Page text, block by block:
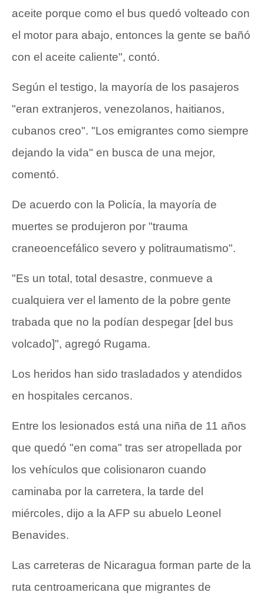
aceite porque como el bus quedó volteado con
el motor para abajo, entonces la gente se bañó
con el aceite caliente", contó.
Según el testigo, la mayoría de los pasajeros
"eran extranjeros, venezolanos, haitianos,
cubanos creo". "Los emigrantes como siempre
dejando la vida" en busca de una mejor,
comentó.
De acuerdo con la Policía, la mayoría de
muertes se produjeron por "trauma
craneoencefálico severo y politraumatismo".
"Es un total, total desastre, conmueve a
cualquiera ver el lamento de la pobre gente
trabada que no la podían despegar [del bus
volcado]", agregó Rugama.
Los heridos han sido trasladados y atendidos
en hospitales cercanos.
Entre los lesionados está una niña de 11 años
que quedó "en coma" tras ser atropellada por
los vehículos que colisionaron cuando
caminaba por la carretera, la tarde del
miércoles, dijo a la AFP su abuelo Leonel
Benavides.
Las carreteras de Nicaragua forman parte de la
ruta centroamericana que migrantes de